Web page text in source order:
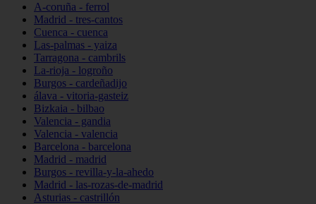
A-coruña - ferrol
Madrid - tres-cantos
Cuenca - cuenca
Las-palmas - yaiza
Tarragona - cambrils
La-rioja - logroño
Burgos - cardeñadijo
álava - vitoria-gasteiz
Bizkaia - bilbao
Valencia - gandia
Valencia - valencia
Barcelona - barcelona
Madrid - madrid
Burgos - revilla-y-la-ahedo
Madrid - las-rozas-de-madrid
Asturias - castrillón